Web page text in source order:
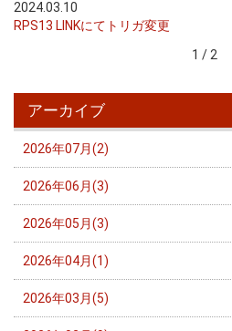
2024.03.10
RPS13 LINKにてトリガ変更
1 / 2
アーカイブ
2026年07月(2)
2026年06月(3)
2026年05月(3)
2026年04月(1)
2026年03月(5)